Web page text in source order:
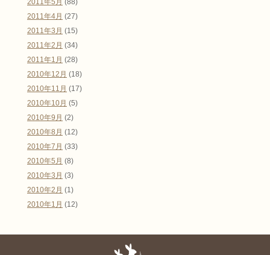
2011年4月 (27)
2011年3月 (15)
2011年2月 (34)
2011年1月 (28)
2010年12月 (18)
2010年11月 (17)
2010年10月 (5)
2010年9月 (2)
2010年8月 (12)
2010年7月 (33)
2010年5月 (8)
2010年3月 (3)
2010年2月 (1)
2010年1月 (12)